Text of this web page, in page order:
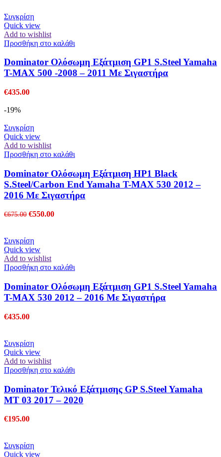
€580.00.
Συγκρίση
Quick view
Add to wishlist
Προσθήκη στο καλάθι
Dominator Ολόσωμη Εξάτμιση GP1 S.Steel Yamaha
T-MAX 500 -2008 – 2011 Με Σιγαστήρα
€435.00
-19%
Συγκρίση
Quick view
Add to wishlist
Προσθήκη στο καλάθι
Dominator Ολόσωμη Εξάτμιση HP1 Black
S.Steel/Carbon End Yamaha T-MAX 530 2012 –
2016 Με Σιγαστήρα
€675.00 Original
€675.00.
€550.00Η
Συγκρίση
Quick view
Add to wishlist
Προσθήκη στο καλάθι
Dominator Ολόσωμη Εξάτμιση GP1 S.Steel Yamaha
T-MAX 530 2012 – 2016 Με Σιγαστήρα
€435.00
Συγκρίση
Quick view
Add to wishlist
Προσθήκη στο καλάθι
Dominator Τελικό Εξάτμισης GP S.Steel Yamaha
MT 03 2017 – 2020
€195.00
Συγκρίση
Quick view